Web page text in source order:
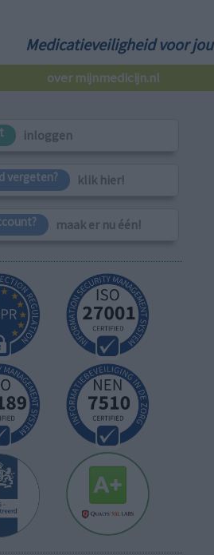
Medicatieveiligheid voor jou
over mijnmedicijn.nl
inloggen
vergeten? klik hier!
maak er nu één!